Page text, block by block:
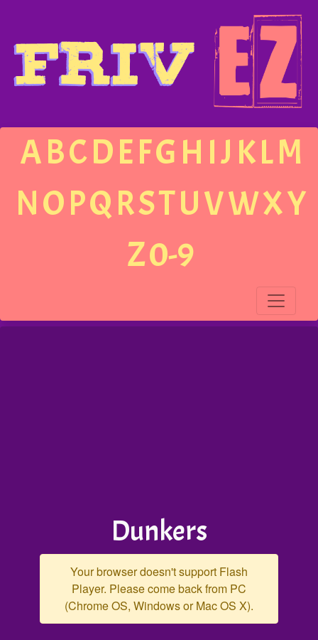
ABCDEFGH IJ KLM
NOPQRSTUVWXY
Z0-9
Dunkers
Your browser doesn't support Flash
Player. Please come back from PC
(Chrome OS, Windows or Mac OS X).